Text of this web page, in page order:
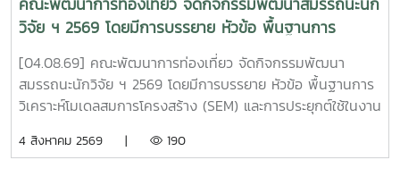
นวัตกรรมชุดอุปกรณ์ควบคุมสภาวะการเพาะเห็ดโคนน้อยในโรง
เรือนขนาดเล็กแบบกึ่งอัตโนมัติ" ดำเนินโครงการโดย ดร.วุฒิ
พงษ์ ฉั่วตระกูล หัวหน้าโครงการ จากมหาวิทยาลัยแม่โจ้ ร่วมกับ
ผศ.เพ็ญวรัตน์ พันธ์ภัทรชัย และ อาจารย์วัชรพงศ์ โพธา จาก
มหาวิทยาลัยเทคโนโลยีราชมงคลล้านนา . ?? ผลงานได้รับรางวัล
โดย ดร.วุฒิพงษ์ ฉั่วตระกูล และคณะนักวิจัย 2. ประเภทนวัตกร
คณะพัฒนาการท่องเที่ยว จัดกิจกรรมพัฒนาสมรรถนะนัก
วิจัย ฯ 2569 โดยมีการบรรยาย หัวข้อ พื้นฐานการ
วิเคราะห์โมเดลสมการโครงสร้าง (SEM) และการประยุกต์ใช้
ในงานวิจัย
[04.08.69] คณะพัฒนาการท่องเที่ยว จัดกิจกรรมพัฒนา
สมรรถนะนักวิจัย ฯ 2569 โดยมีการบรรยาย หัวข้อ พื้นฐานการ
วิเคราะห์โมเดลสมการโครงสร้าง (SEM) และการประยุกต์ใช้ในงาน
อำนวยการบัณฑิตวิทยาลัย มหาวิทยาลัยราชภัฏภูเก็ต เป็น
4 สิงหาคม 2569 | 190